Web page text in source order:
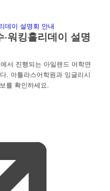
워킹홀리데이 설명
서 진행되는 아일랜드 어학연
. 아틀라스어학원과 잉글리시
를 확인하세요.